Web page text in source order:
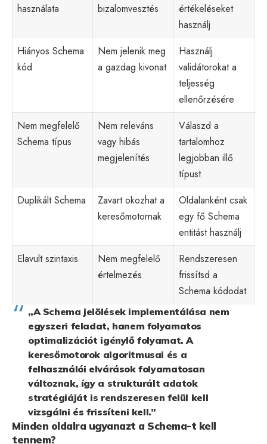
használata
bizalomvesztés
értékeléseket
használj
Hiányos Schema
kód
Nem jelenik meg
a gazdag kivonat
Használj
validátorokat a
teljesség
ellenőrzésére
Nem megfelelő
Schema típus
Nem releváns
vagy hibás
megjelenítés
Válaszd a
tartalomhoz
legjobban illő
típust
Duplikált Schema
Zavart okozhat a
keresőmotornak
Oldalanként csak
egy fő Schema
entitást használj
Elavult szintaxis
Nem megfelelő
értelmezés
Rendszeresen
frissítsd a
Schema kódodat
„A Schema jelölések implementálása nem
egyszeri feladat, hanem folyamatos
optimalizációt igénylő folyamat. A
keresőmotorok algoritmusai és a
felhasználói elvárások folyamatosan
változnak, így a strukturált adatok
stratégiáját is rendszeresen felül kell
vizsgálni és frissíteni kell.”
Minden oldalra ugyanazt a Schema-t kell
tennem?